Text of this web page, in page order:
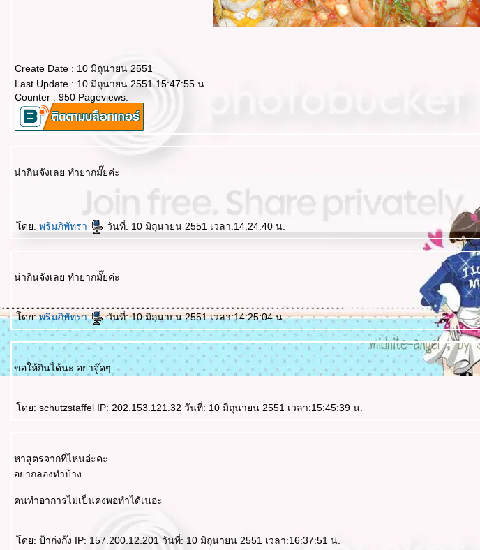
Create Date : 10 มิถุนายน 2551
Last Update : 10 มิถุนายน 2551 15:47:55 น.
Counter : 950 Pageviews.
น่ากินจังเลย ทำยากมั๊ยค่ะ
ดย: พริมภิพัทรา วันที่: 10 มิถุนายน 2551 เวลา:14:24:40 น.
น่ากินจังเลย ทำยากมั๊ยค่ะ
ดย:พริมภิพัทรา วันที่: 10 มิถุนายน 2551 เวลา:14:25:04 น.
ขอให้กินได้นะ อย่าจู๊ดๆ
ดย: schutzstaffel IP: 202.153.121.32 วันที่: 10 มิถุนายน 2551 เวลา:15:45:39 น.
หาสูตรจากที่ไหนอ่ะคะ
อยากลองทำบ้าง
คนทำอาการไม่เป็นคงพอทำได้เนอะ
ดย: ป้าก่งก๊ง IP: 157.200.12.201 วันที่: 10 มิถุนายน 2551 เวลา:16:37:51 น.